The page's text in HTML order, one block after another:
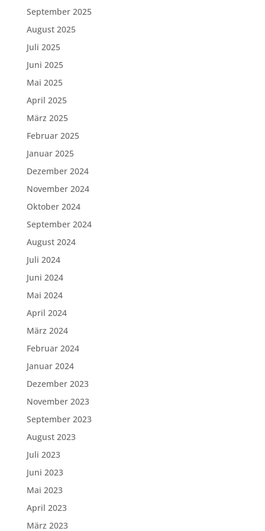
September 2025
August 2025
Juli 2025
Juni 2025
Mai 2025
April 2025
März 2025
Februar 2025
Januar 2025
Dezember 2024
November 2024
Oktober 2024
September 2024
August 2024
Juli 2024
Juni 2024
Mai 2024
April 2024
März 2024
Februar 2024
Januar 2024
Dezember 2023
November 2023
September 2023
August 2023
Juli 2023
Juni 2023
Mai 2023
April 2023
März 2023